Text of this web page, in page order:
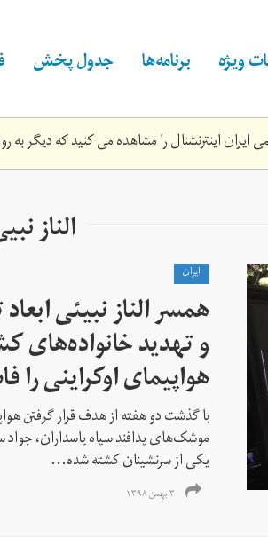
ویژه برنامه‌ها جدول پخش
اینترنشنال را مشاهده می کنید که دیگر
الناز
ايران
همسر الناز نبیئی
و تهدید خانواده‌های
هواپیمای اوکراینی
با گذشت دو هفته از هدف قرار گرفتن
موشک‌های پدافند سپاه پاسداران، جواد
یکی از سرنشینان کشته شده...
۳ بهمن ۱۳۹۸